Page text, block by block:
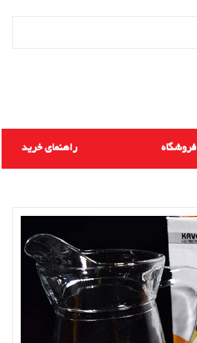
راهنمای خرید فروشگاه